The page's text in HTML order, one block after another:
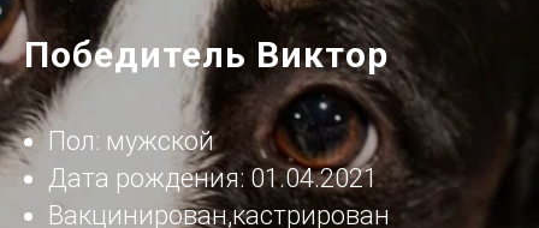
Победитель Виктор
Пол: мужской
Дата рождения: 01.04.2021
Вакцинирован,кастрирован